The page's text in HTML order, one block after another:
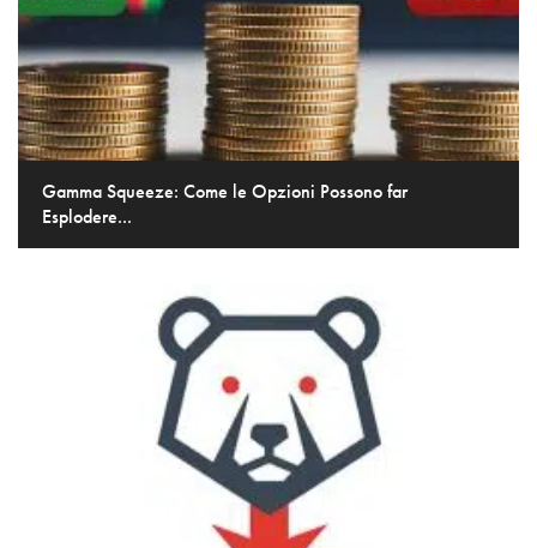
Gamma Squeeze: Come le Opzioni Possono far
Esplodere...